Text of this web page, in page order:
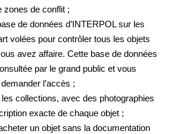
zones de conflit ;
de données d’INTERPOL sur les
volées pour contrôler tous les objets
avez affaire. Cette base de données
par le grand public et vous
l’accès ;
collections, avec des photographies
exacte de chaque objet ;
un objet sans la documentation